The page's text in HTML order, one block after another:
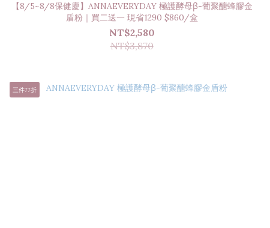
【8/5~8/8保健慶】ANNAEVERYDAY 極護酵母β-葡聚醣蜂膠金
盾粉｜買二送一 現省1290 $860/盒
NT$2,580
NT$3,870
三件77折